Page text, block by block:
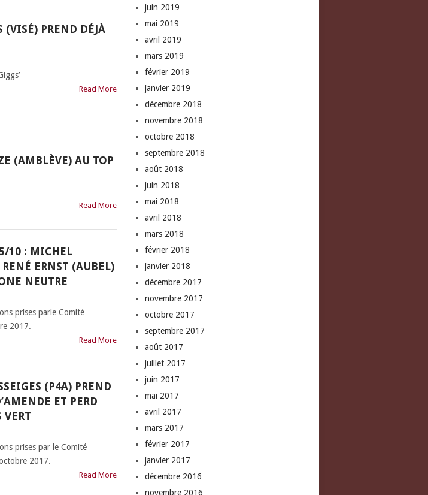
(VISÉ) PREND DÉJÀ
Read More
(AMBLÈVE) AU TOP
Read More
10 : MICHEL
ERNST (AUBEL)
NEUTRE
prises parle Comité
2017.
Read More
(P4A) PREND
ET PERD
VERT
prises par le Comité
2017.
Read More
juin 2019
mai 2019
avril 2019
mars 2019
février 2019
janvier 2019
décembre 2018
novembre 2018
octobre 2018
septembre 2018
août 2018
juin 2018
mai 2018
avril 2018
mars 2018
février 2018
janvier 2018
décembre 2017
novembre 2017
octobre 2017
septembre 2017
août 2017
juillet 2017
juin 2017
mai 2017
avril 2017
mars 2017
février 2017
janvier 2017
décembre 2016
novembre 2016